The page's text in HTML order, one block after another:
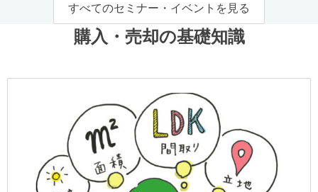
すべてのセミナー・イベントを見る
購入・売却の基礎知識